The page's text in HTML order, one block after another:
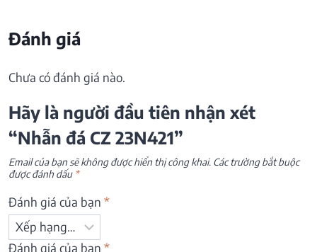
Đánh giá
Chưa có đánh giá nào.
Hãy là người đầu tiên nhận xét
“Nhẫn đá CZ 23N421”
Email của bạn sẽ không được hiển thị công khai. Các trường bắt buộc
được đánh dấu *
Đánh giá của bạn *
Đánh giá của bạn *